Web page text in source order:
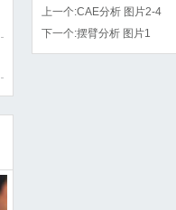
上一个:CAE分析 图片2-4
下一个:摆臂分析 图片1